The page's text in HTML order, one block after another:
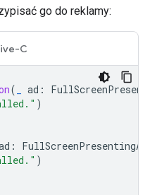
go do reklamy:
C
( ad :
)
: FullScreenPresentingAd
)